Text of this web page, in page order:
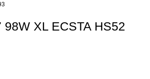
98W XL ECSTA HS52